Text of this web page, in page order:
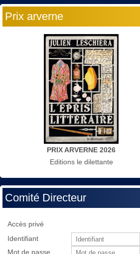
Prix arverne
PRIX ARVERNE 2026
Editions le dilettante
Comité Directeur
Accès privé
Identifiant
Mot de passe